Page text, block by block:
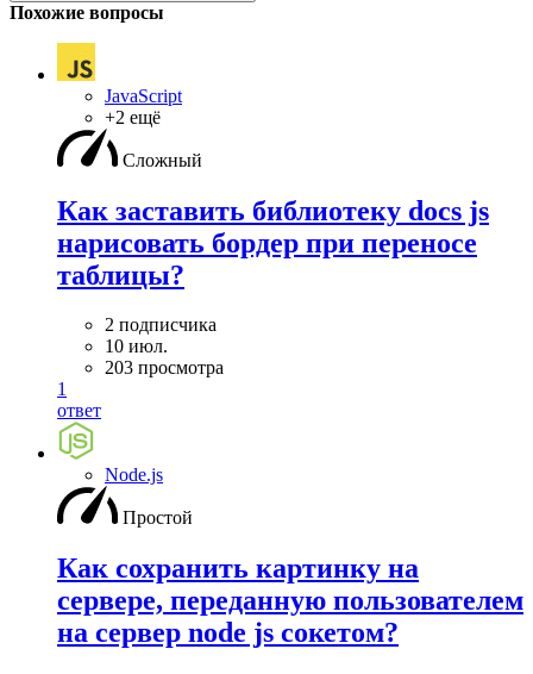
Похожие вопросы
JavaScript
+2 ещё
Сложный
Как заставить библиотеку docs js
нарисовать бордер при переносе
таблицы?
2 подписчика
10 июл.
203 просмотра
1
ответ
Node.js
Простой
Как сохранить картинку на
сервере, переданную пользователем
на сервер node js сокетом?